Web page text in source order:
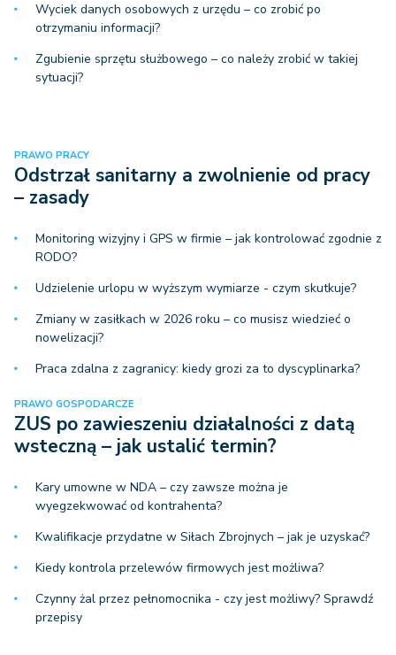
Wyciek danych osobowych z urzędu – co zrobić po
otrzymaniu informacji?
Zgubienie sprzętu służbowego – co należy zrobić w takiej
sytuacji?
PRAWO PRACY
Odstrzał sanitarny a zwolnienie od pracy
– zasady
Monitoring wizyjny i GPS w firmie – jak kontrolować zgodnie z
RODO?
Udzielenie urlopu w wyższym wymiarze - czym skutkuje?
Zmiany w zasiłkach w 2026 roku – co musisz wiedzieć o
nowelizacji?
Praca zdalna z zagranicy: kiedy grozi za to dyscyplinarka?
PRAWO GOSPODARCZE
ZUS po zawieszeniu działalności z datą
wsteczną – jak ustalić termin?
Kary umowne w NDA – czy zawsze można je
wyegzekwować od kontrahenta?
Kwalifikacje przydatne w Siłach Zbrojnych – jak je uzyskać?
Kiedy kontrola przelewów firmowych jest możliwa?
Czynny żal przez pełnomocnika - czy jest możliwy? Sprawdź
przepisy